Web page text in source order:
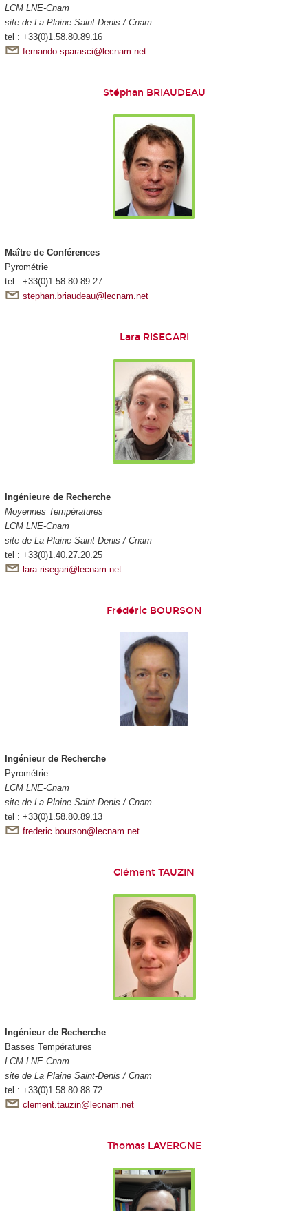
LCM LNE-Cnam
site de La Plaine Saint-Denis / Cnam
tel : +33(0)1.58.80.89.16
fernando.sparasci@lecnam.net
Stéphan BRIAUDEAU
Maître de Conférences
Pyrométrie
tel : +33(0)1.58.80.89.27
stephan.briaudeau@lecnam.net
Lara RISEGARI
Ingénieure de Recherche
Moyennes Températures
LCM LNE-Cnam
site de La Plaine Saint-Denis / Cnam
tel : +33(0)1.40.27.20.25
lara.risegari@lecnam.net
Frédéric BOURSON
Ingénieur de Recherche
Pyrométrie
LCM LNE-Cnam
site de La Plaine Saint-Denis / Cnam
tel : +33(0)1.58.80.89.13
frederic.bourson@lecnam.net
Clément TAUZIN
Ingénieur de Recherche
Basses Températures
LCM LNE-Cnam
site de La Plaine Saint-Denis / Cnam
tel : +33(0)1.58.80.88.72
clement.tauzin@lecnam.net
Thomas LAVERGNE